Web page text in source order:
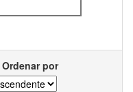
Ordenar por